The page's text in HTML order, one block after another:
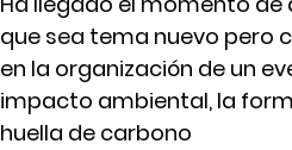
que sea tema nuevo pero
en la organización de un
impacto ambiental, la
huella de carbono